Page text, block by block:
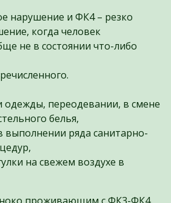
нарушение и ФК4 – резко
когда человек
не в состоянии что-либо
одежды, переодевании, в смене
белья,
ряда санитарно-
на свежем воздухе в
проживающим с ФК3-ФК4